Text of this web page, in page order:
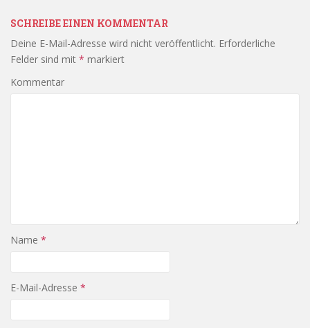
SCHREIBE EINEN KOMMENTAR
Deine E-Mail-Adresse wird nicht veröffentlicht. Erforderliche
Felder sind mit * markiert
Kommentar
Name *
E-Mail-Adresse *